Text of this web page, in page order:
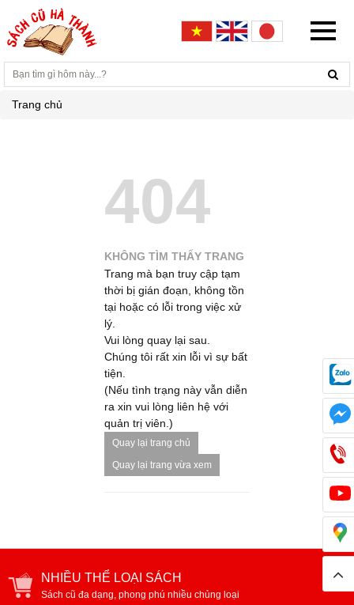
Trang chủ
404
KHÔNG TÌM THẤY TRANG
Trang mà bạn truy cập tạm
thời bị gián đoạn, không tồn
tại hoặc có lỗi trong việc xử
lý.
Vui lòng quay lại sau.
Chúng tôi rất xin lỗi vì sự bất
tiện.
(Nếu tình trạng này vẫn diễn
ra xin vui lòng liên hệ với
quản trị viên.)
Quay lại trang chủ
Quay lại trang vừa xem
NHIỀU THỂ LOẠI SÁCH
Sách cũ đa dạng, phong phú nhiều chủng loại